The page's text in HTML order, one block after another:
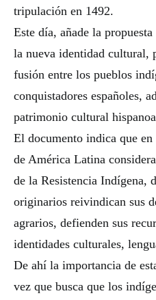
tripulación en 1492.
Este día, añade la
la nueva identidad cultural,
fusión entre los pueblos
conquistadores españoles,
patrimonio cultural
El documento indica que
de América Latina
de la Resistencia Indígena,
originarios reivindican sus
agrarios, defienden sus
identidades culturales,
De ahí la importancia de
vez que busca que los